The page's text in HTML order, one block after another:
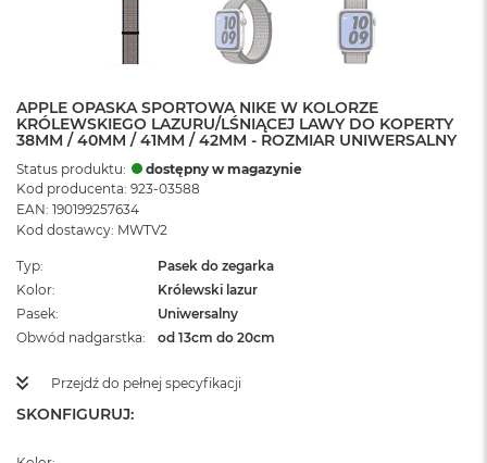
APPLE OPASKA SPORTOWA NIKE W KOLORZE
KRÓLEWSKIEGO LAZURU/LŚNIĄCEJ LAWY DO KOPERTY
38MM / 40MM / 41MM / 42MM - ROZMIAR UNIWERSALNY
Status produktu:
dostępny w magazynie
Kod producenta: 923-03588
EAN: 190199257634
Kod dostawcy: MWTV2
Typ
Pasek do zegarka
Kolor
Królewski lazur
Pasek
Uniwersalny
Obwód nadgarstka
od 13cm do 20cm
Przejdź do pełnej specyfikacji
SKONFIGURUJ: